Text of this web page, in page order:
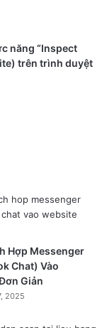
năng “Inspect
trên trình duyệt
Hợp Messenger
Chat) Vào
Giản
2025